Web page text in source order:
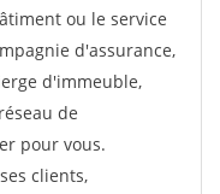
ou le service
d'assurance,
d'immeuble,
de
pour vous.
clients,